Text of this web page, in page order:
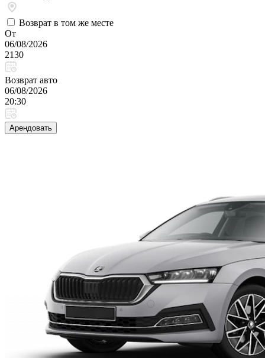
Возврат в том же месте
От
06/08/2026
2130
Возврат авто
06/08/2026
20:30
Арендовать